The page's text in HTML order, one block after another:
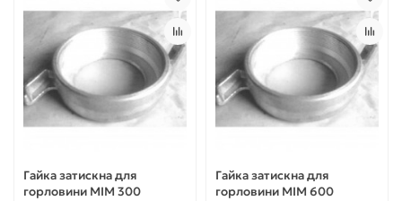
Гайка затискна для
горловини МІМ 300
Гайка затискна для
горловини МІМ 600